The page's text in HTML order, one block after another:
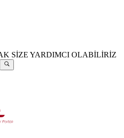
SİZE YARDIMCI OLABİLİRİZ